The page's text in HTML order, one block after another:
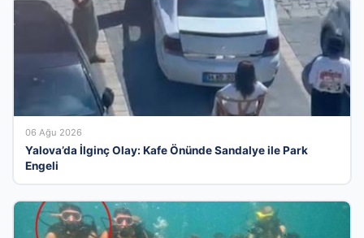
06 Ağu 2026
Yalova’da İlginç Olay: Kafe Önünde Sandalye ile Park
Engeli